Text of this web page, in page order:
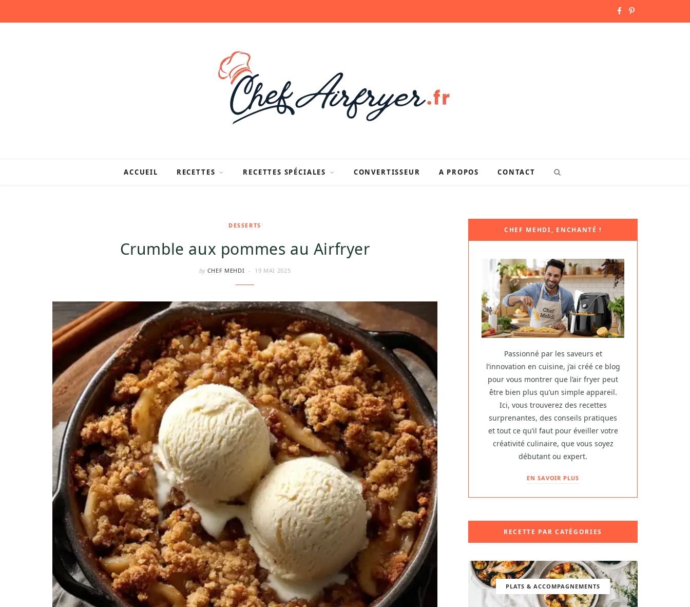
P
ACCUEIL RECETTES RECETTES SPÉCIALES CONVERTISSEUR A PROPOS CONTACT
DESSERTS
Crumble aux pommes au Airfryer
by CHEF MEHDI 19 MAI 2025
CHEF MEHDI, ENCHANTÉ !
Passionné par les saveurs et
l’innovation en cuisine, j’ai créé ce blog
pour vous montrer que l’air fryer peut
être bien plus qu’un simple appareil.
Ici, vous trouverez des recettes
surprenantes, des conseils pratiques
et tout ce qu’il faut pour éveiller votre
créativité culinaire, que vous soyez
débutant ou expert.
EN SAVOIR PLUS
RECETTE PAR CATÉGORIES
PLATS & ACCOMPAGNEMENTS